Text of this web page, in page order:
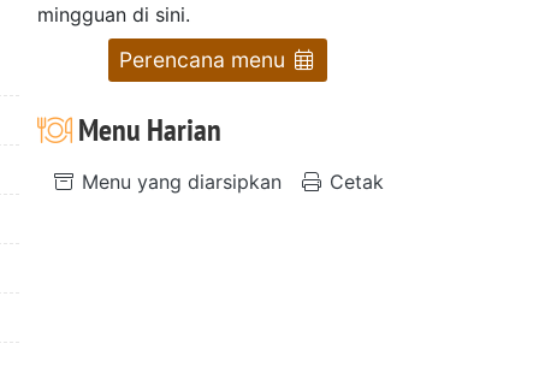
mingguan di sini.
Perencana menu
Menu Harian
Menu yang diarsipkan Cetak